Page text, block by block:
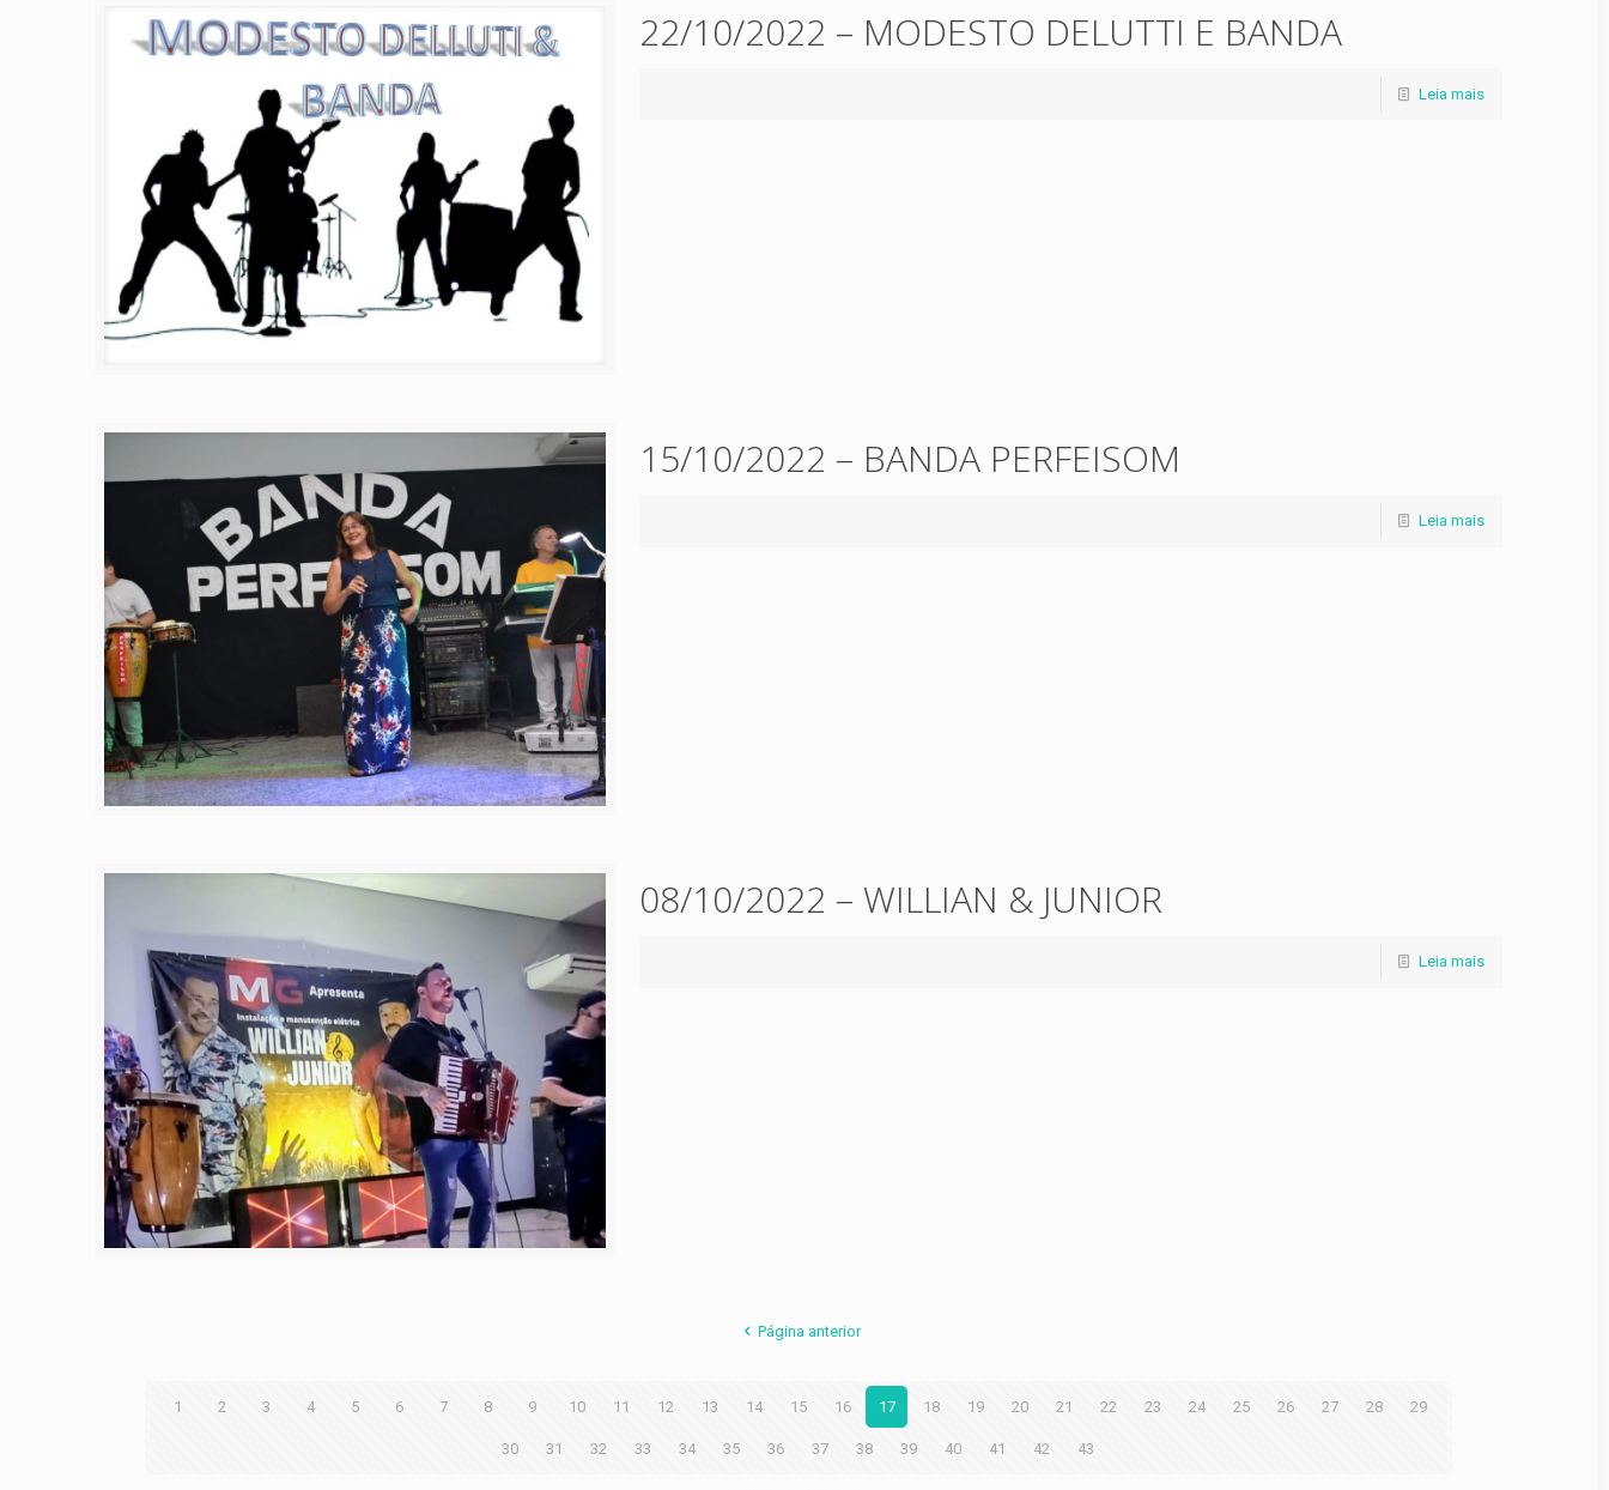
22/10/2022 – MODESTO DELUTTI E BANDA
Leia mais
15/10/2022 – BANDA PERFEISOM
Leia mais
08/10/2022 – WILLIAN & JUNIOR
Leia mais
Página anterior
1 2 3 4 5 6 7 8 9 10 11 12 13 14 15 16 17 18 19 20 21 22 23 24 25 26 27 28 29
30 31 32 33 34 35 36 37 38 39 40 41 42 43